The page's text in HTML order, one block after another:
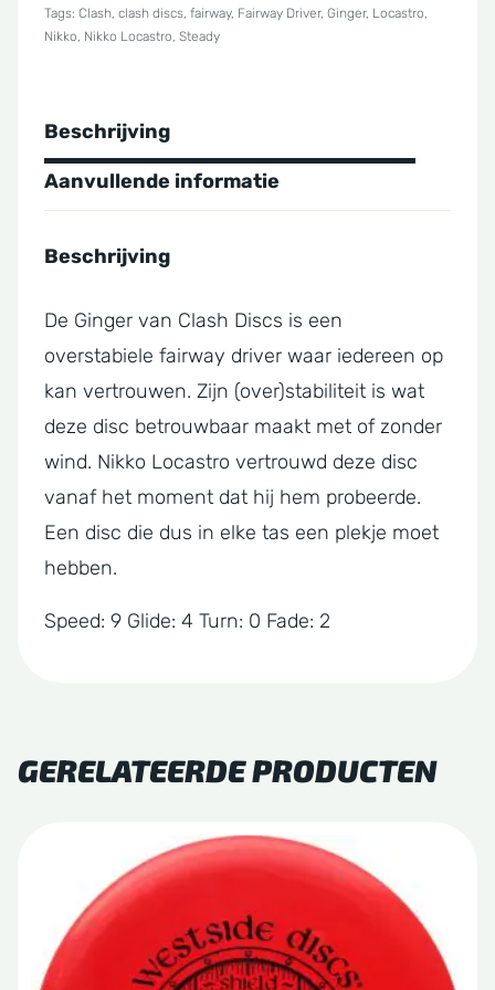
Nikko
Tags: Clash, clash discs, fairway, Fairway Driver, Ginger, Locastro,
Nikko, Nikko Locastro, Steady
Beschrijving
Aanvullende informatie
Beschrijving
De Ginger van Clash Discs is een
overstabiele fairway driver waar iedereen op
kan vertrouwen. Zijn (over)stabiliteit is wat
deze disc betrouwbaar maakt met of zonder
wind. Nikko Locastro vertrouwd deze disc
vanaf het moment dat hij hem probeerde.
Een disc die dus in elke tas een plekje moet
hebben.
Speed: 9 Glide: 4 Turn: 0 Fade: 2
GERELATEERDE PRODUCTEN
product
heeft
meerdere